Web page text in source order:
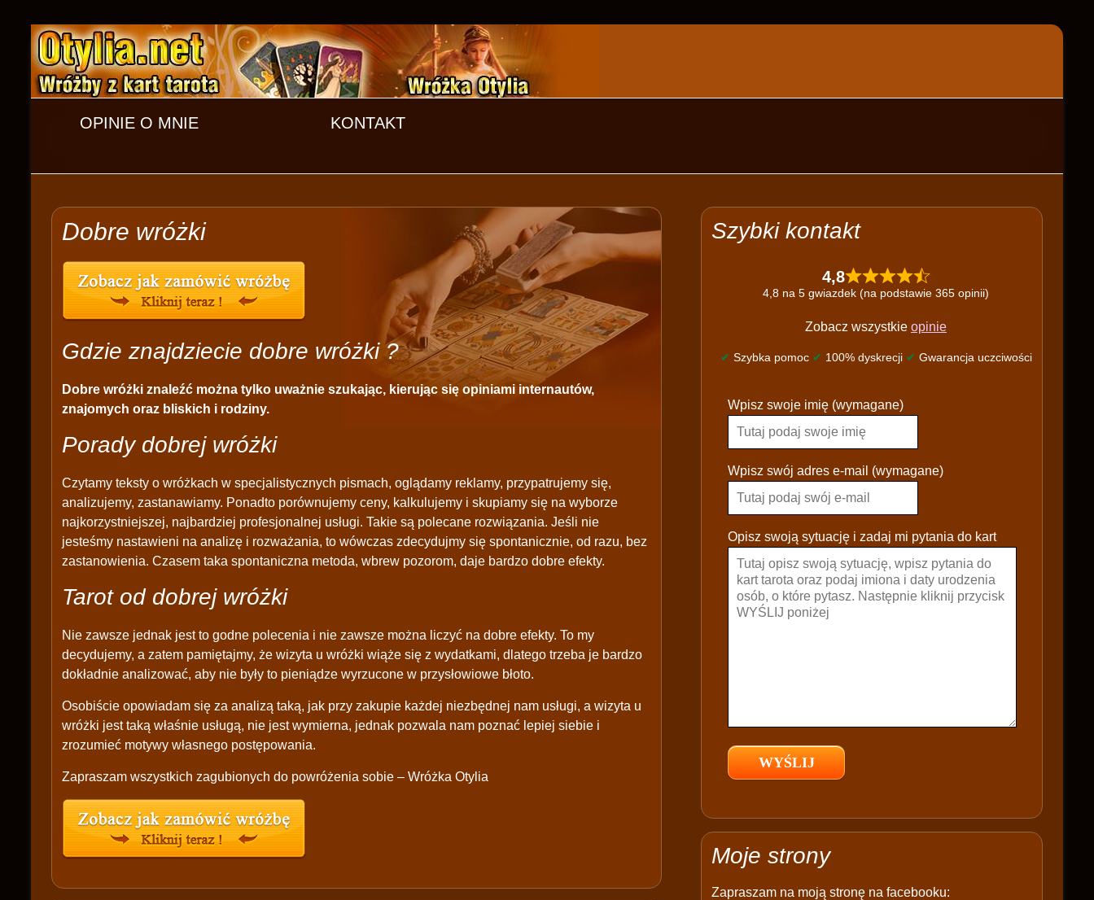
OPINIE O MNIE KONTAKT
Dobre wróżki
Gdzie znajdziecie dobre wróżki ?
Dobre wróżki znaleźć można tylko uważnie szukając, kierując się opiniami internautów,
znajomych oraz bliskich i rodziny.
Porady dobrej wróżki
Czytamy teksty o wróżkach w specjalistycznych pismach, oglądamy reklamy, przypatrujemy się,
analizujemy, zastanawiamy. Ponadto porównujemy ceny, kalkulujemy i skupiamy się na wyborze
najkorzystniejszej, najbardziej profesjonalnej usługi. Takie są polecane rozwiązania. Jeśli nie
jesteśmy nastawieni na analizę i rozważania, to wówczas zdecydujmy się spontanicznie, od razu, bez
zastanowienia. Czasem taka spontaniczna metoda, wbrew pozorom, daje bardzo dobre efekty.
Tarot od dobrej wróżki
Nie zawsze jednak jest to godne polecenia i nie zawsze można liczyć na dobre efekty. To my
decydujemy, a zatem pamiętajmy, że wizyta u wróżki wiąże się z wydatkami, dlatego trzeba je bardzo
dokładnie analizować, aby nie były to pieniądze wyrzucone w przysłowiowe błoto.
Osobiście opowiadam się za analizą taką, jak przy zakupie każdej niezbędnej nam usługi, a wizyta u
wróżki jest taką właśnie usługą, nie jest wymierna, jednak pozwala nam poznać lepiej siebie i
zrozumieć motywy własnego postępowania.
Zapraszam wszystkich zagubionych do powróżenia sobie – Wróżka Otylia
Szybki kontakt
4,8
4,8 na 5 gwiazdek (na podstawie 365 opinii)
Zobacz wszystkie opinie
✔ Szybka pomoc ✔ 100% dyskrecji ✔ Gwarancja uczciwości
l
a
s
e
a
e
e
p
y
Wpisz swoje imię (wymagane)
Wpisz swój adres e-mail (wymagane)
Opisz swoją sytuację i zadaj mi pytania do kart
Moje strony
Zapraszam na moją stronę na facebooku: